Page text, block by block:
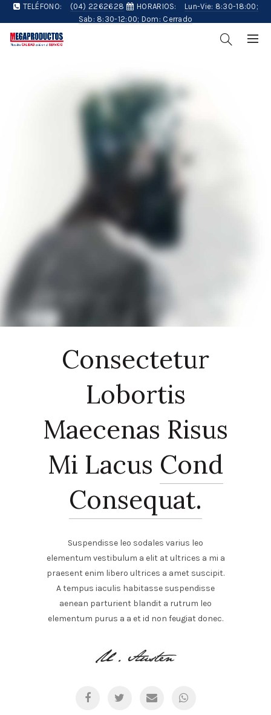
TELÉFONO: (04) 2262628 HORARIOS:
Lun-Vie: 8:30-18:00;
Sab: 8:30-12:00; Dom: Cerrado
Consectetur
Lobortis
Maecenas Risus
Mi Lacus Cond
Consequat.
Suspendisse leo sodales varius leo
elementum vestibulum a elit at ultrices a mi a
praesent enim libero ultrices a amet suscipit.
A tempus iaculis habitasse suspendisse
aenean parturient blandit a rutrum leo
elementum purus a a et id non feugiat donec.